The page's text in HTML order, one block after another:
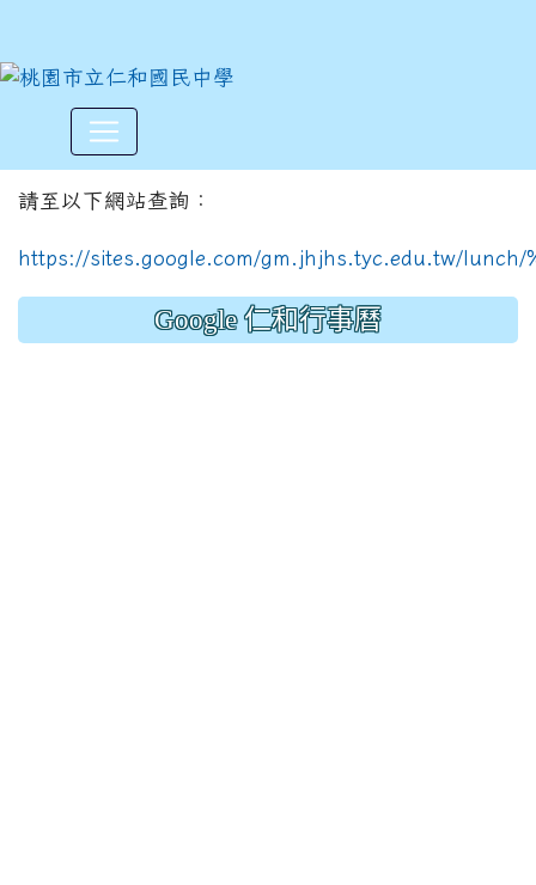
114學年度上學期12月份菜單
請至以下網站查詢：
https://sites.google.com/gm.jhjhs.tyc.edu.tw/lunch/
Google 仁和行事曆